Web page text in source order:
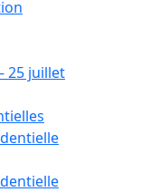
25 juillet